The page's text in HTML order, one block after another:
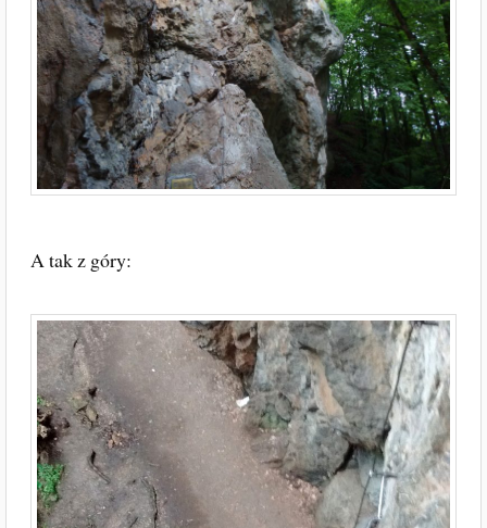
A tak z góry: